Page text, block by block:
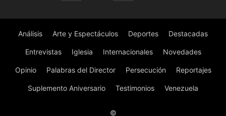
Análisis Arte y Espectáculos Deportes Destacadas
Entrevistas Iglesia Internacionales Novedades
Opinio Palabras del Director Persecución Reportajes
Suplemento Aniversario Testimonios Venezuela
©